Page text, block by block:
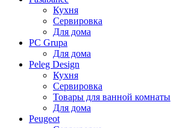
Кухня
Сервировка
Для дома
PC Grupa
Для дома
Peleg Design
Кухня
Сервировка
Товары для ванной комнаты
Для дома
Peugeot